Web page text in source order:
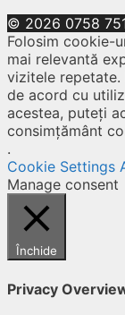
© 2026 0758
Folosim cookie-
mai relevantă
vizitele repetate.
de acord cu
acestea, puteți
consimțământ
.
Cookie Settings
Manage consent
Închide
Privacy